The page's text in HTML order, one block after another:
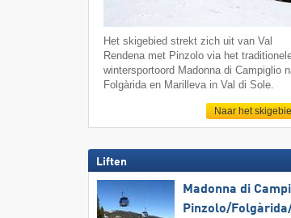
Het skigebied strekt zich uit van Val
Rendena met Pinzolo via het
wintersportoord Madonna di Campiglio
Folgàrida en Marilleva in Val di Sole.
Naar het
Liften
Madonna di
Pinzolo/​